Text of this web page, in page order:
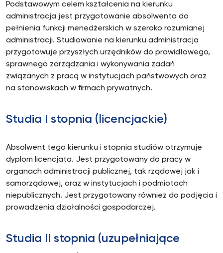
Podstawowym celem kształcenia na kierunku
administracja jest przygotowanie absolwenta do
pełnienia funkcji menedżerskich w szeroko rozumianej
administracji. Studiowanie na kierunku administracja
przygotowuje przyszłych urzędników do prawidłowego,
sprawnego zarządzania i wykonywania zadań
związanych z pracą w instytucjach państwowych oraz
na stanowiskach w firmach prywatnych.
Studia I stopnia (licencjackie)
Absolwent tego kierunku i stopnia studiów otrzymuje
dyplom licencjata. Jest przygotowany do pracy w
organach administracji publicznej, tak rządowej jak i
samorządowej, oraz w instytucjach i podmiotach
niepublicznych. Jest przygotowany również do podjęcia i
prowadzenia działalności gospodarczej.
Studia II stopnia (uzupełniające